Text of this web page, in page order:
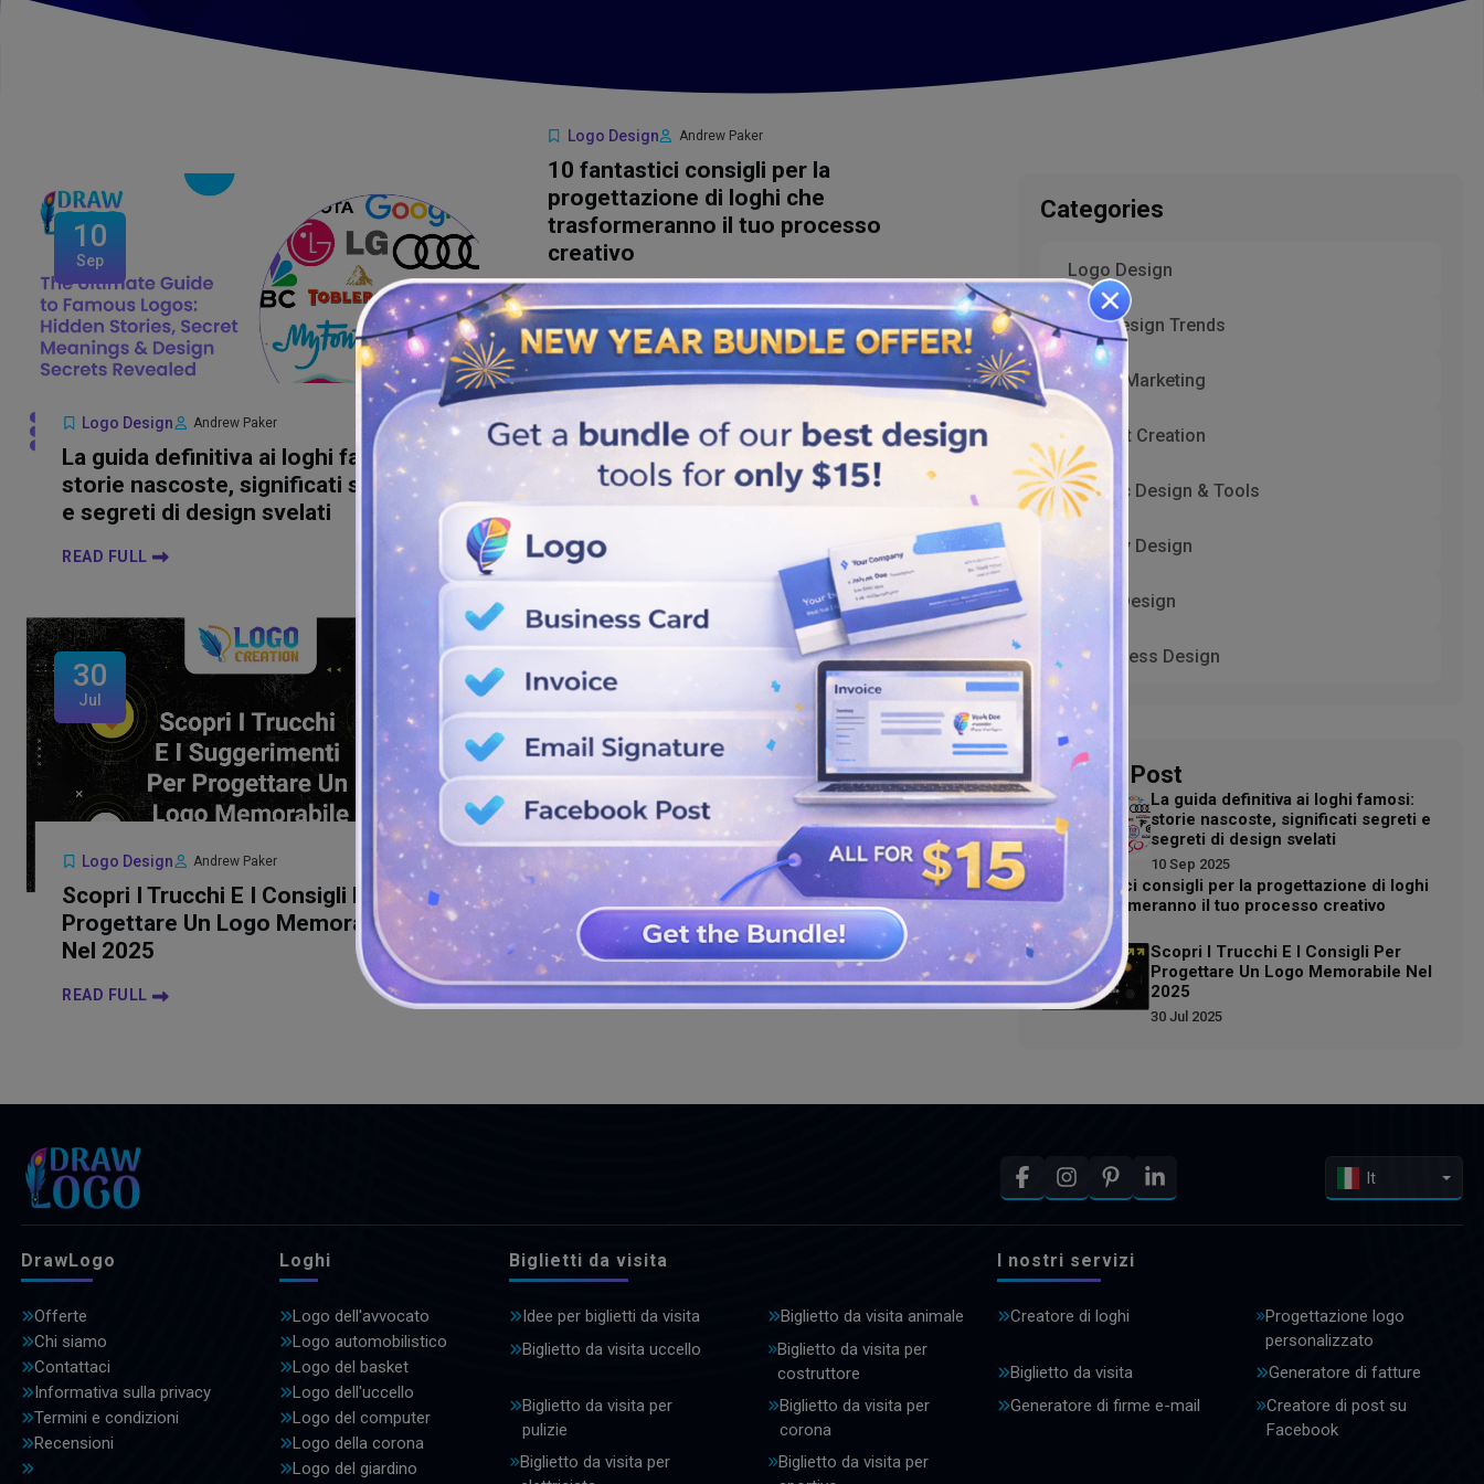
10
Sep
Logo Design Andrew Paker
La guida definitiva ai loghi famosi:
storie nascoste, significati segreti
e segreti di design svelati
READ FULL
10
Sep
Logo Design Andrew Paker
10 fantastici consigli per la
progettazione di loghi che
trasformeranno il tuo processo
creativo
READ FULL
30
Jul
Logo Design Andrew Paker
Scopri I Trucchi E I Consigli Per
Progettare Un Logo Memorabile
Nel 2025
READ FULL
Categories
Logo Design
Web Design Trends
Digital Marketing
Content Creation
Graphic Design & Tools
Shopify Design
UI/UX Design
WordPress Design
Related Post
La guida definitiva ai loghi famosi:
storie nascoste, significati segreti e
segreti di design svelati
10 Sep 2025
10 fantastici consigli per la progettazione di loghi
che trasformeranno il tuo processo creativo
10 Sep 2025
Scopri I Trucchi E I Consigli Per
Progettare Un Logo Memorabile Nel
2025
30 Jul 2025
It
DrawLogo
Offerte
Chi siamo
Contattaci
Informativa sulla privacy
Termini e condizioni
Recensioni
Loghi
Logo dell'avvocato
Logo automobilistico
Logo del basket
Logo dell'uccello
Logo del computer
Logo della corona
Logo del giardino
Biglietti da visita
Idee per biglietti da visita
Biglietto da visita animale
Biglietto da visita uccello
Biglietto da visita per
costruttore
Biglietto da visita per
pulizie
Biglietto da visita per
corona
Biglietto da visita per
Biglietto da visita per
I nostri servizi
Creatore di loghi
Progettazione logo
personalizzato
Biglietto da visita
Generatore di fatture
Generatore di firme e-mail
Creatore di post su
Facebook